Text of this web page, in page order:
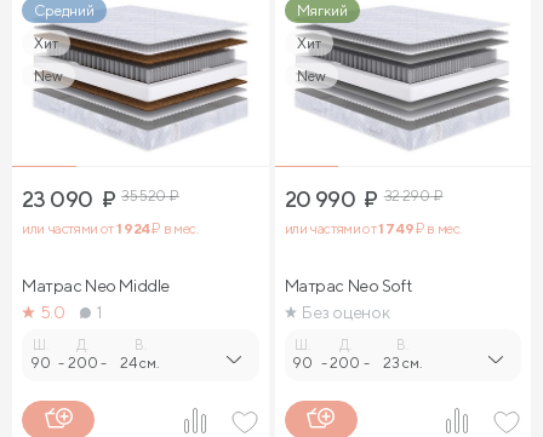
Средний
Хит
New
23 090 ₽ 35 520₽
или частями от1 924₽ в мес.
Матрас Neo Middle
5.0
1
90 -
Д.
200 -
В.
24 см.
Мягкий
Хит
New
20 990 ₽ 32 290₽
или частями от1 749₽ в мес.
Матрас Neo Soft
Без оценок
90 -
Д.
200 -
В.
23 см.